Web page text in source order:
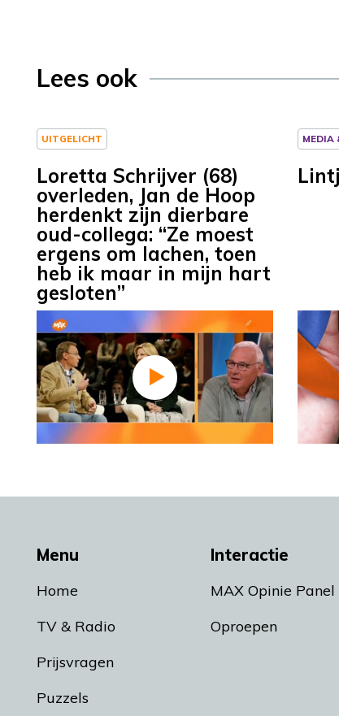
Lees ook
UITGELICHT
Loretta Schrijver (68)
overleden, Jan de Hoop
herdenkt zijn dierbare
oud-collega: “Ze moest
ergens om lachen, toen
heb ik maar in mijn hart
gesloten”
MEDIA
Menu
Home
TV & Radio
Prijsvragen
Puzzels
Interactie
MAX Opinie Panel
Oproepen